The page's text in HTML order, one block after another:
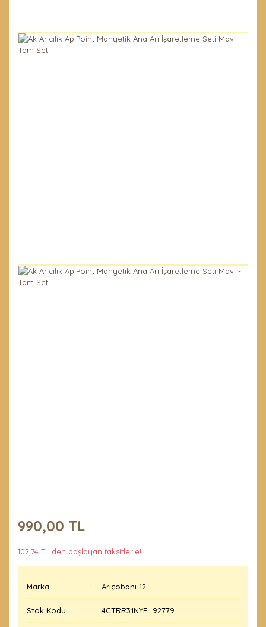
990,00 TL
102,74 TL den başlayan taksitlerle!
Marka Arıçobanı-12
Stok Kodu 4CTRR31NYE_92779